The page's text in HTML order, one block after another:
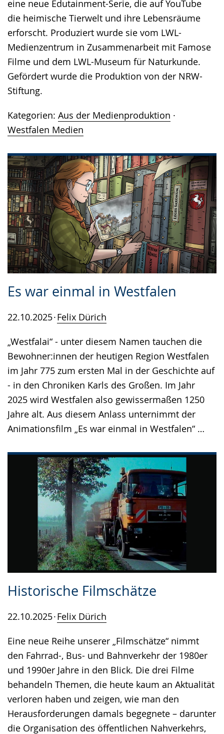
eine neue Edutainment-Serie, die auf YouTube
die heimische Tierwelt und ihre Lebensräume
erforscht. Produziert wurde sie vom LWL-
Medienzentrum in Zusammenarbeit mit Famose
Filme und dem LWL-Museum für Naturkunde.
Gefördert wurde die Produktion von der NRW-
Stiftung.
Kategorien: Aus der Medienproduktion ·
Westfalen Medien
Es war einmal in Westfalen
22.10.2025 Felix Dürich
„Westfalai“ - unter diesem Namen tauchen die
Bewohner:innen der heutigen Region Westfalen
im Jahr 775 zum ersten Mal in der Geschichte auf
- in den Chroniken Karls des Großen. Im Jahr
2025 wird Westfalen also gewissermaßen 1250
Jahre alt. Aus diesem Anlass unternimmt der
Animationsfilm „Es war einmal in Westfalen“ …
Historische Filmschätze
22.10.2025 Felix Dürich
Eine neue Reihe unserer „Filmschätze“ nimmt
den Fahrrad-, Bus- und Bahnverkehr der 1980er
und 1990er Jahre in den Blick. Die drei Filme
behandeln Themen, die heute kaum an Aktualität
verloren haben und zeigen, wie man den
Herausforderungen damals begegnete – darunter
die Organisation des öffentlichen Nahverkehrs,